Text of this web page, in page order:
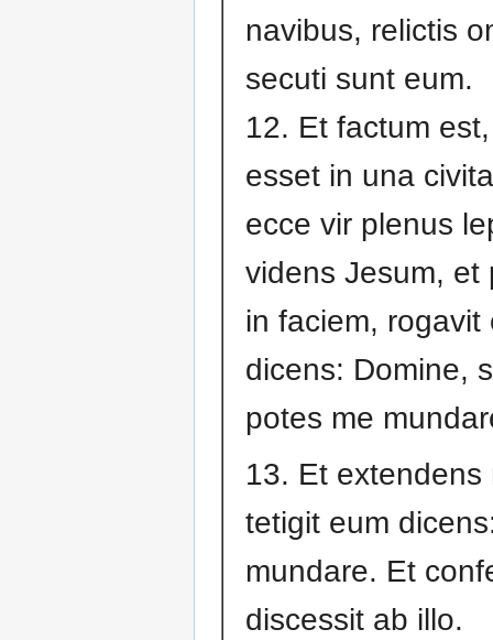
navibus, relictis
secuti sunt eum.
12. Et factum
esset in una
ecce vir plenus
videns Jesum, et
in faciem, rogavit
dicens: Domine,
potes me
13. Et extendens
tetigit eum
mundare. Et
discessit ab illo.